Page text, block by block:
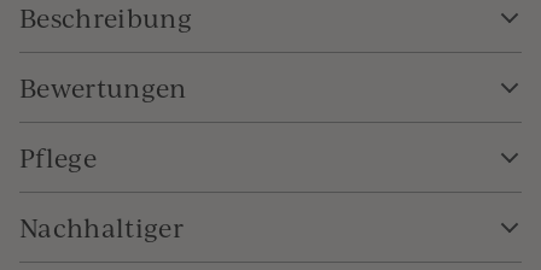
Beschreibung
Bewertungen
Pflege
Nachhaltiger